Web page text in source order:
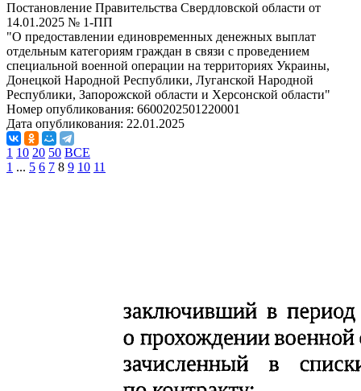
Постановление Правительства Свердловской области от
14.01.2025 № 1-ПП
"О предоставлении единовременных денежных выплат
отдельным категориям граждан в связи с проведением
специальной военной операции на территориях Украины,
Донецкой Народной Республики, Луганской Народной
Республики, Запорожской области и Херсонской области"
Номер опубликования: 6600202501220001
Дата опубликования: 22.01.2025
1 10 20 50 ВСЕ
1 ... 5 6 7 8 9 10 11